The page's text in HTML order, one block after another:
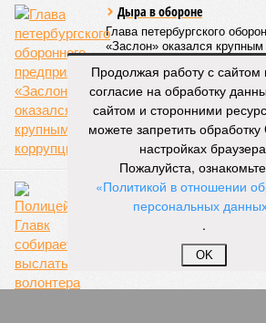
Дыра в обороне
Глава петербургского
«Заслон» оказался
В Киев выдаче – нет
Полицейский Главк
ДНР Ирину Воронцову в
Продолжая работу с сайтом
согласие на обработку
сайтом и сторонними
можете запретить обработку
настройках
Пожалуйста,
«Политикой в отношении
персональных
.
OK